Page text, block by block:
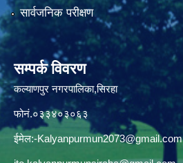
सार्वजनिक परीक्षण
सम्पर्क विवरण
कल्याणपुर नगरपालिका,सिरहा
फोनं.०३३४०३०६३
ईमेल:-Kalyanpurmun2073@gmail.com